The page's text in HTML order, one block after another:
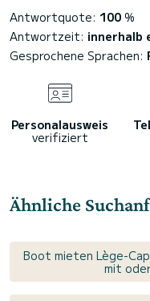
Antwortquote: 100 %
Antwortzeit: innerhalb
Gesprochene Sprachen:
Personalausweis
verifiziert
Ähnliche
Boot mieten Lège-
mit